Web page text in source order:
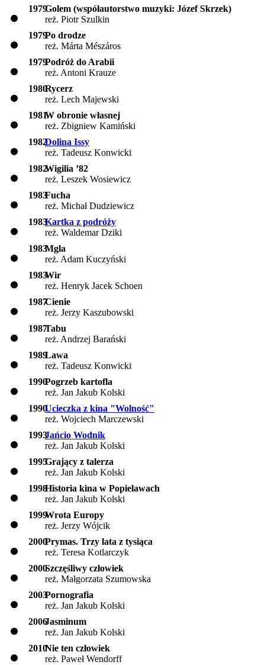
1979Golem (współautorstwo muzyki: Józef Skrzek)
reż. Piotr Szulkin
1979Po drodze
reż. Márta Mészáros
1979Podróż do Arabii
reż. Antoni Krauze
1980Rycerz
reż. Lech Majewski
1981W obronie własnej
reż. Zbigniew Kamiński
1982Dolina Issy
reż. Tadeusz Konwicki
1982Wigilia ’82
reż. Leszek Wosiewicz
1983Fucha
reż. Michał Dudziewicz
1983Kartka z podróży
reż. Waldemar Dziki
1983Mgła
reż. Adam Kuczyński
1983Wir
reż. Henryk Jacek Schoen
1987Cienie
reż. Jerzy Kaszubowski
1987Tabu
reż. Andrzej Barański
1989Lawa
reż. Tadeusz Konwicki
1990Pogrzeb kartofla
reż. Jan Jakub Kolski
1990Ucieczka z kina "Wolność"
reż. Wojciech Marczewski
1993Jańcio Wodnik
reż. Jan Jakub Kolski
1995Grający z talerza
reż. Jan Jakub Kolski
1998Historia kina w Popielawach
reż. Jan Jakub Kolski
1999Wrota Europy
reż. Jerzy Wójcik
2000Prymas. Trzy lata z tysiąca
reż. Teresa Kotlarczyk
2000Szczęśliwy człowiek
reż. Małgorzata Szumowska
2003Pornografia
reż. Jan Jakub Kolski
2006Jasminum
reż. Jan Jakub Kolski
2010Nie ten człowiek
reż. Paweł Wendorff